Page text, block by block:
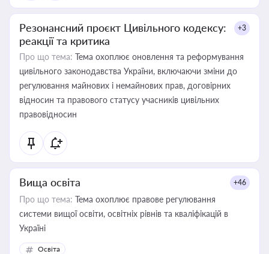
Резонансний проєкт Цивільного кодексу:
реакції та критика
+3
Про що тема: Тема охоплює оновлення та реформування
цивільного законодавства України, включаючи зміни до
регулювання майнових і немайнових прав, договірних
відносин та правового статусу учасників цивільних
правовідносин
Вища освіта +46
Про що тема: Тема охоплює правове регулювання
системи вищої освіти, освітніх рівнів та кваліфікацій в
Україні
Освіта